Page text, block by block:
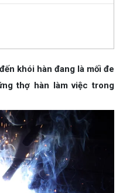
khói hàn đang là mối đe
thợ hàn làm việc trong